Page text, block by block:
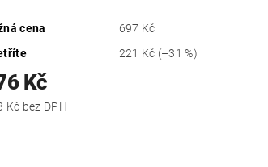
cena
697 Kč
221 Kč (–31 %)
Kč
393 Kč bez DPH